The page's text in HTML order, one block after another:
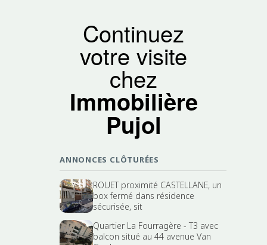
Continuez
votre visite
chez
Immobilière
Pujol
ANNONCES CLÔTURÉES
ROUET proximité CASTELLANE, un
box fermé dans résidence
sécurisée, sit
Quartier La Fourragère - T3 avec
balcon situé au 44 avenue Van